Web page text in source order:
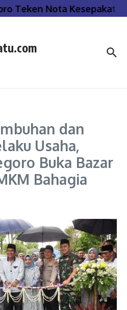
Teken Nota Kesepakatan
dan
Usaha,
Buka Bazar
Bahagia